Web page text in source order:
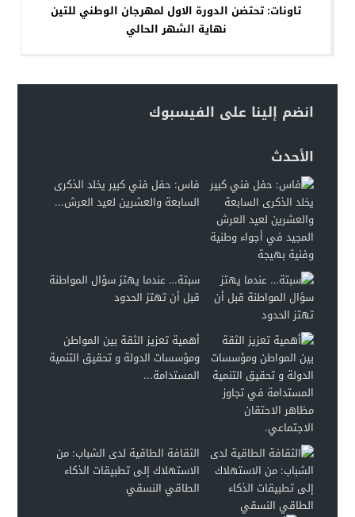
تاونات: تحتضن الدورة الاول لمهرجان الوطني للتين
نهاية الشهر الحالي
انضم إلينا على الفيسبوك
الأحدث
فاس: حفل فني كبير يخلد الذكرى
السابعة والعشرين لعيد العرش...
سبتة… عندما يهتز سؤال المواطنة
قبل أن تهتز الحدود
أهمية تعزيز الثقة بين المواطن
ومؤسسات الدولة و تحقيق التنمية
المستدامة...
الثقافة الطاقية لدى الشباب: من
الاستهلاك إلى تطبيقات الذكاء
الطاقي النسقي